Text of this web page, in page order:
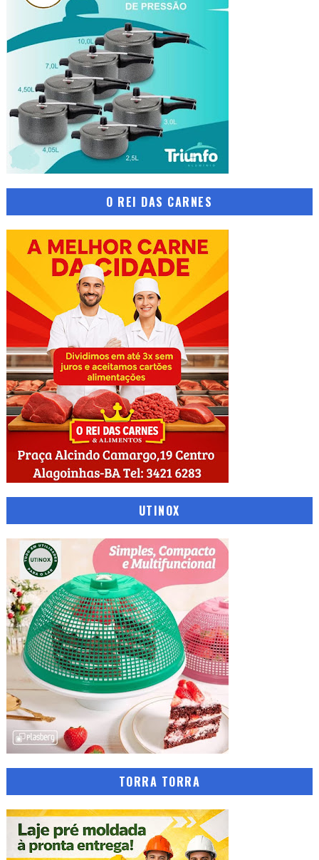
O REI DAS CARNES
UTINOX
TORRA TORRA